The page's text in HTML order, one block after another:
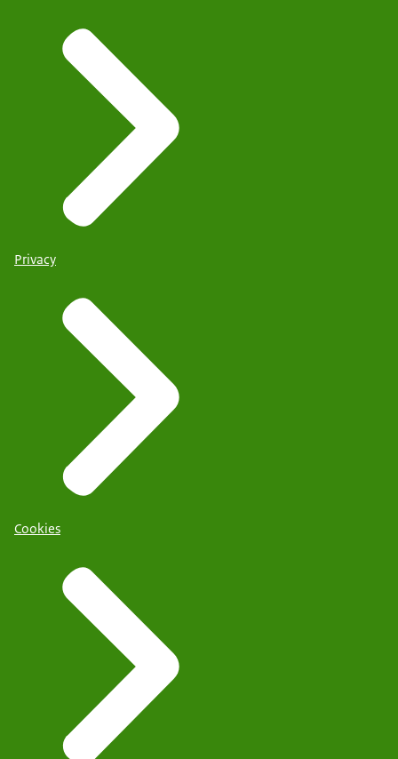
Privacy
Cookies